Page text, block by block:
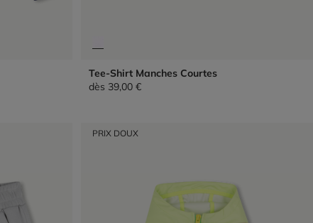
Tee-Shirt Manches Courtes
dès 39,00 €
PRIX DOUX